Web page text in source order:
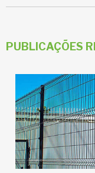
PUBLICAÇÕES